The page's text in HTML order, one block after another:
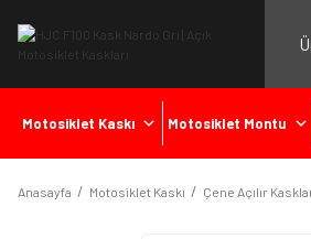
Motosiklet Kaskı Motosiklet Montu
Anasayfa Motosiklet Kaskı Çene Açılır